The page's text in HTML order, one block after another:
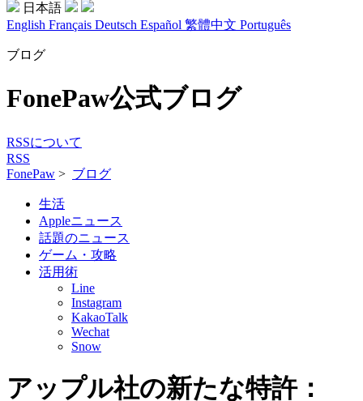
日本語
English Français Deutsch Español 繁體中文 Português
ブログ
FonePaw公式ブログ
RSSについて
RSS
FonePaw > ブログ
生活
Appleニュース
話題のニュース
ゲーム・攻略
活用術
Line
Instagram
KakaoTalk
Wechat
Snow
アップル社の新たな特許：